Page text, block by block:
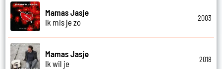
Mamas Jasje
Ik mis je zo
2003
Mamas Jasje
Ik wil je
2018